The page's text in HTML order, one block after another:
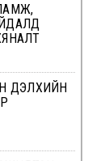
ДЭЛХИЙН